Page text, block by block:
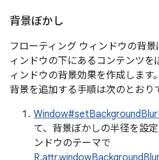
背景ぼかし
フローティング ウィンドウの背
ィンドウの下にあるコンテンツを
ィンドウの背景効果を作成します
背景を追加する手順は次のとおり
て、背景ぼかしの半径を設
ンドウのテーマで